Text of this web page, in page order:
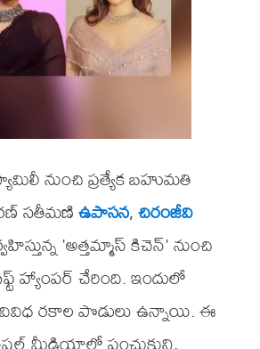
నుంచి ప్రత్యేక బహుమతి
సతీమణిఉపాసన,చిరంజీవి
'అత్తమ్మాస్ కిచెన్' నుంచి
హ్యాంపర్ చేరింది. ఇందులో
వివిధ రకాల పొడులు ఉన్నాయి. ఈ